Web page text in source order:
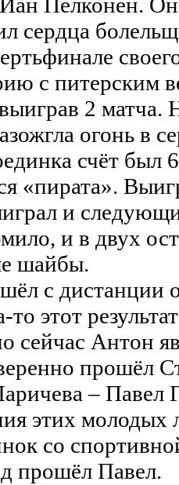
Пелконен.
сердца
с питерским
2 матча.
огонь в
счёт был
«пирата».
и
и в двух
шайбы.
с дистанции
этот
сейчас Антон
прошёл
– Павел
этих молодых
со
прошёл Павел.